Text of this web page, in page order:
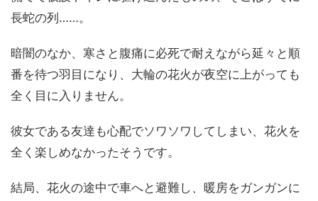
長蛇の列……。
暗闇のなか、寒さと腹痛に必死で耐えながら延々と順
番を待つ羽目になり、大輪の花火が夜空に上がっても
全く目に入りません。
彼女である友達も心配でソワソワしてしまい、花火を
全く楽しめなかったそうです。
結局、花火の途中で車へと避難し、暖房をガンガンに